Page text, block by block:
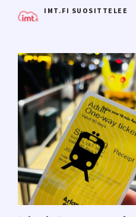
IMT.FI SUOSITTELEE